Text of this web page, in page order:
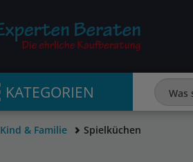
KATEGORIEN
Kind & Familie Spielküchen